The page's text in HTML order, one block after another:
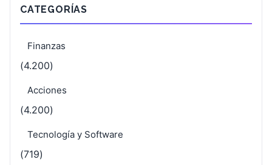
CATEGORÍAS
Finanzas
(4.200)
Acciones
(4.200)
Tecnología y Software
(719)